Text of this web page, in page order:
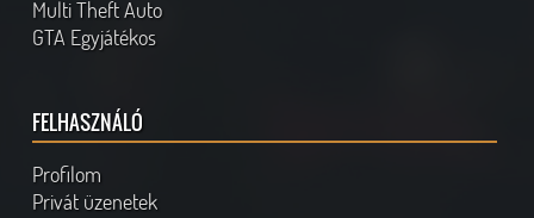
Multi Theft Auto
GTA Egyjátékos
FELHASZNÁLÓ
Profilom
Privát üzenetek